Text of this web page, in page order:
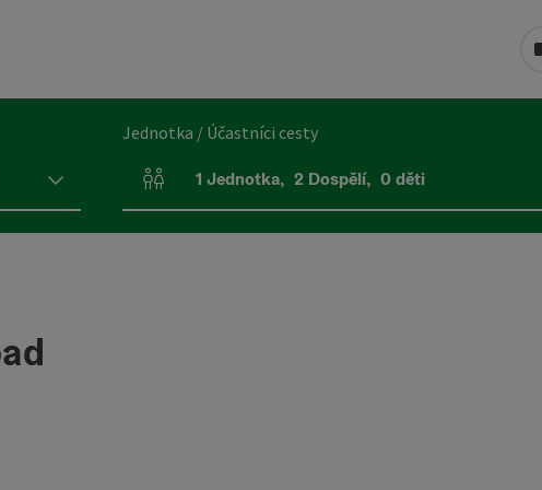
Jednotka / Účastníci cesty
Počet jednotek a polí pro osoby
1 Jednotka, 2 Dospělí, 0 děti